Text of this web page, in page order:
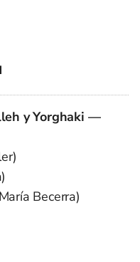
y Yorghaki —
Becerra)